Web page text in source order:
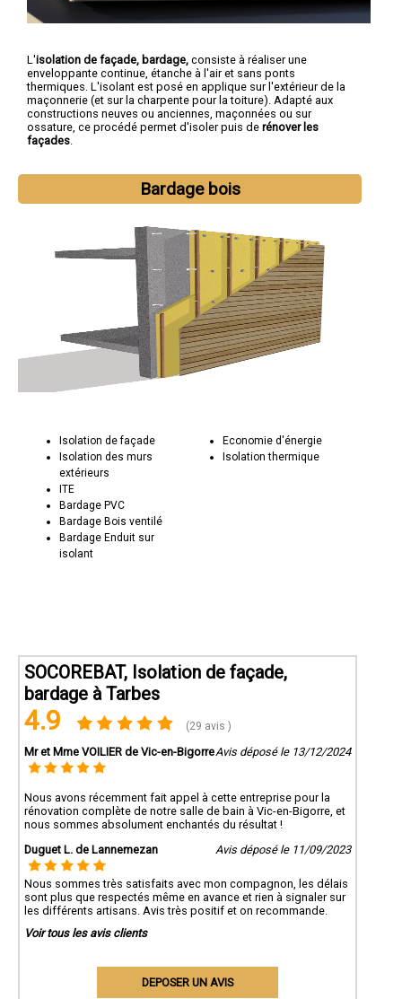
L'isolation de façade, bardage, consiste à réaliser une
enveloppante continue, étanche à l'air et sans ponts
thermiques. L'isolant est posé en applique sur l'extérieur de la
maçonnerie (et sur la charpente pour la toiture). Adapté aux
constructions neuves ou anciennes, maçonnées ou sur
ossature, ce procédé permet d'isoler puis de rénover les
façades.
Bardage bois
Isolation de façade
Isolation des murs
extérieurs
ITE
Bardage PVC
Bardage Bois ventilé
Bardage Enduit sur
isolant
Economie d'énergie
Isolation thermique
SOCOREBAT, Isolation de façade,
bardage à Tarbes
4.9 (29 avis )
Mr et Mme VOILIER de Vic-en-BigorreAvis déposé le 13/12/2024
Nous avons récemment fait appel à cette entreprise pour la
rénovation complète de notre salle de bain à Vic-en-Bigorre, et
nous sommes absolument enchantés du résultat !
Duguet L. de Lannemezan
Avis déposé le 11/09/2023
Nous sommes très satisfaits avec mon compagnon, les délais
sont plus que respectés même en avance et rien à signaler sur
les différents artisans. Avis très positif et on recommande.
Voir tous les avis clients
DEPOSER UN AVIS